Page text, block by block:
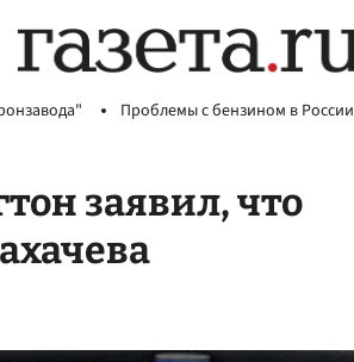
Проблемы с бензином в России
заявил, что